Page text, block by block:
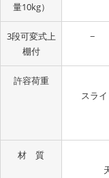
量10kg）
3段可変式上
棚付
−
許容荷重
スラ
材 質